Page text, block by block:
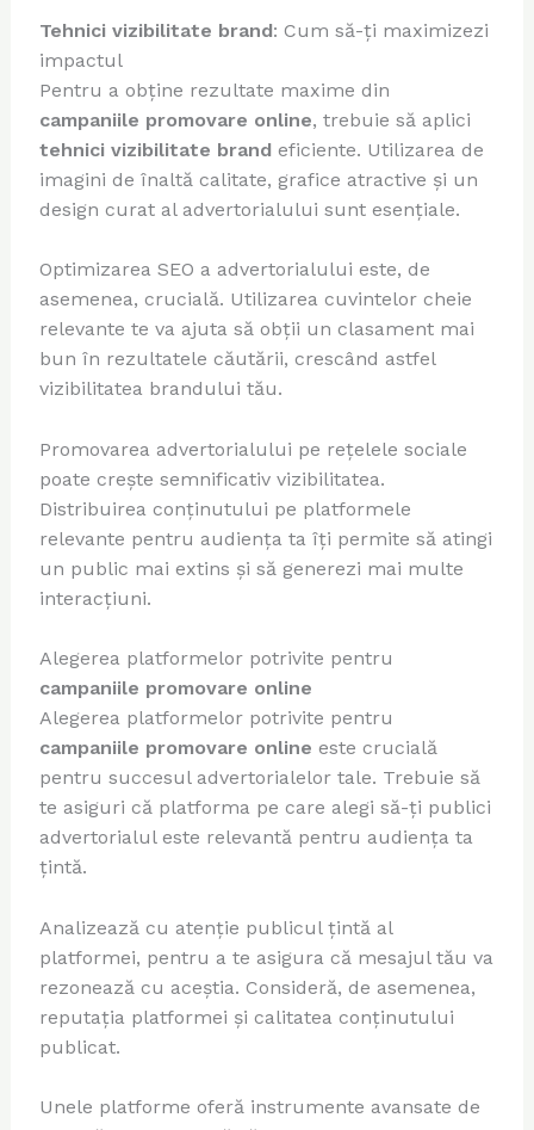
Tehnici vizibilitate brand: Cum să-ți maximizezi
impactul
Pentru a obține rezultate maxime din
campaniile promovare online, trebuie să aplici
tehnici vizibilitate brandeficiente. Utilizarea de
imagini de înaltă calitate, grafice atractive și un
design curat al advertorialului sunt esențiale.
Optimizarea SEO a advertorialului este, de
asemenea, crucială. Utilizarea cuvintelor cheie
relevante te va ajuta să obții un clasament mai
bun în rezultatele căutării, crescând astfel
vizibilitatea brandului tău.
Promovarea advertorialului pe rețelele sociale
poate crește semnificativ vizibilitatea.
Distribuirea conținutului pe platformele
relevante pentru audiența ta îți permite să atingi
un public mai extins și să generezi mai multe
interacțiuni.
Alegerea platformelor potrivite pentru
campaniile promovare online
Alegerea platformelor potrivite pentru
campaniile promovare online este crucială
pentru succesul advertorialelor tale. Trebuie să
te asiguri că platforma pe care alegi să-ți publici
advertorialul este relevantă pentru audiența ta
țintă.
Analizează cu atenție publicul țintă al
platformei, pentru a te asigura că mesajul tău va
rezonează cu aceștia. Consideră, de asemenea,
reputația platformei și calitatea conținutului
publicat.
Unele platforme oferă instrumente avansate de